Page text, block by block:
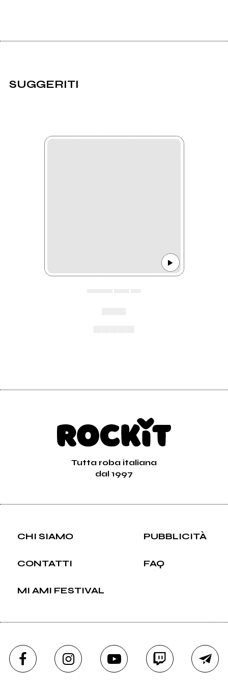
SUGGERITI
Tutta roba italiana
dal 1997
CHI SIAMO PUBBLICITÀ
CONTATTI FAQ
MI AMI FESTIVAL